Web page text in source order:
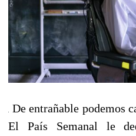
De entrañable podemos
El País Semanal le